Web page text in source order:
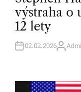
E
D
I
N
výstraha o
12 lety
02.02.2026A
R